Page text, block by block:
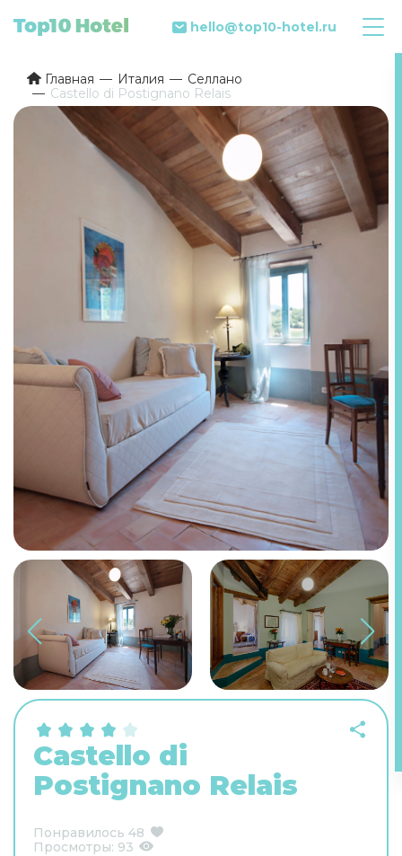
hello@top10-hotel.ru
Главная Италия
Селлано
Castello di Postignano Relais
Castello di
Postignano Relais
Понравилось 48
Просмотры: 93